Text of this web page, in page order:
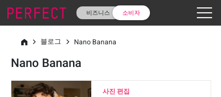
비즈니스 소비자
블로그 Nano Banana
Nano Banana
사진 편집